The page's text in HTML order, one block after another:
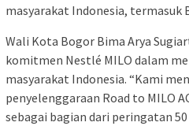
masyarakat Indonesia, termasuk
Wali Kota Bogor Bima Arya
komitmen Nestlé MILO dalam
masyarakat Indonesia. “Kami
penyelenggaraan Road to MILO
sebagai bagian dari peringatan